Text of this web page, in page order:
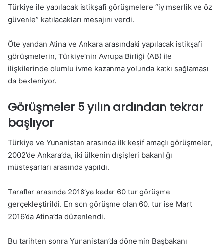
Türkiye ile yapılacak istikşafi görüşmelere “iyimserlik ve öz
güvenle” katılacakları mesajını verdi.
Öte yandan Atina ve Ankara arasındaki yapılacak istikşafi
görüşmelerin, Türkiye’nin Avrupa Birliği (AB) ile
ilişkilerinde olumlu ivme kazanma yolunda katkı sağlaması
da bekleniyor.
Görüşmeler 5 yılın ardından tekrar
başlıyor
Türkiye ve Yunanistan arasında ilk keşif amaçlı görüşmeler,
2002’de Ankara’da, iki ülkenin dışişleri bakanlığı
müsteşarları arasında yapıldı.
Taraflar arasında 2016’ya kadar 60 tur görüşme
gerçekleştirildi. En son görüşme olan 60. tur ise Mart
2016’da Atina’da düzenlendi.
Bu tarihten sonra Yunanistan’da dönemin Başbakanı